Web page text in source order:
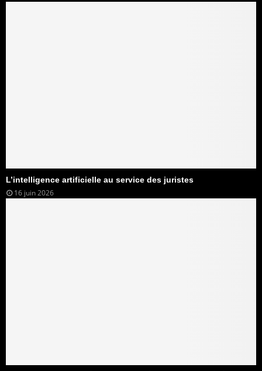
L’intelligence artificielle au service des juristes
16 juin 2026